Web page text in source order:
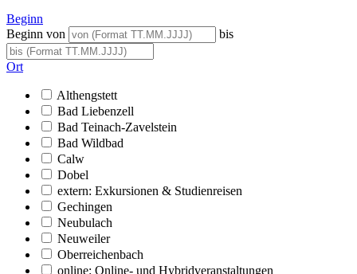
Beginn
Beginn von
bis
Ort
Althengstett
Bad Liebenzell
Bad Teinach-Zavelstein
Bad Wildbad
Calw
Dobel
extern: Exkursionen & Studienreisen
Gechingen
Neubulach
Neuweiler
Oberreichenbach
online: Online- und Hybridveranstaltungen